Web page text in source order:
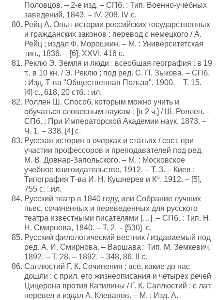
Половцов. – 2-е изд. – СПб. : Тип. Военно-учебных
заведений, 1843. – IV, 208, IV с.
Рейц А. Опыт истории российских государственных
и гражданских законов : перевод с немецкого / А.
Рейц ; издал Ф. Морошкин. – М. : Университетская
тип., 1836. – [6], XXVI, 416 с.
Реклю Э. Земля и люди : всеобщая география : в 19
т., в 10 кн. / Э. Реклю ; под ред. С. П. Зыкова. – СПб.
: Изд. Т-ва "Общественная Польза", 1900. – Т. 15. –
[4] с., 618, 20 стб. : ил.
Роллен Ш. Способ, которым можно учить и
обучаться словесным наукам : [в 2 ч.] / Ш. Роллен. –
СПб. : При Императорской Академии наук, 1873. –
Ч. 1. – 338, [4] с.
Русская история в очерках и статьях / сост. при
участии профессоров и преподавателей под ред.
М. В. Довнар-Запольского. – М. : Московское
учебное книгоидательство, 1912. – Т. 3. – Киев :
Типография Т-ва И. Н. Кушнерев и Ко, 1912. – [5],
755 с. : ил.
Русский театр в 1840 году, или Собрание лучших
пьес, сочиненных и переведенных для русского
театра известными писателями […] .– СПб. : Тип. Н.
Н. Смирнова, 1840. – Т. 2. – [530] c.
Русский филологический вестник / издаваемый под
ред. А. И. Смирнова. – Варшава : Тип. М. Земкевич,
1892. – Т. 28. – 1892. – 348, 86, II с.
Саллюстий Г. К. Сочинения : все, какие до нас
дошли : с прил. его жизнеописания и четырех речей
Цицерона против Катилины / Г. К. Саллюстий ; с лат.
перевел и издал А. Клеванов. – М. : Изд. А.